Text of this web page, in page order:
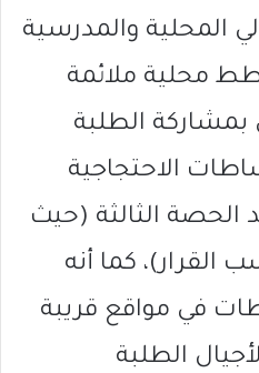
المحلية والمدرسية
محلية ملائمة
بمشاركة الطلبة
الاحتجاجية
الحصة الثالثة (حيث
كما أنه
في مواقع قريبة
الطلبة